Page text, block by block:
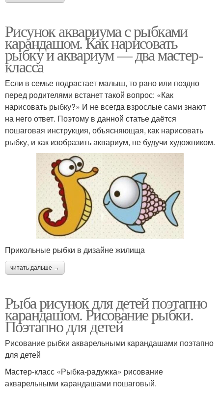
Рисунок аквариума с рыбками
карандашом. Как нарисовать
рыбку и аквариум — два мастер-
класса
Если в семье подрастает малыш, то рано или поздно
перед родителями встанет такой вопрос: «Как
нарисовать рыбку?» И не всегда взрослые сами знают
на него ответ. Поэтому в данной статье даётся
пошаговая инструкция, объясняющая, как нарисовать
рыбку, и как изобразить аквариум, не будучи художником.
Прикольные рыбки в дизайне жилища
читать дальше →
Рыба рисунок для детей поэтапно
карандашом. Рисование рыбки.
Поэтапно для детей
Рисование рыбки акварельными карандашами поэтапно
для детей
Мастер-класс «Рыбка-радужка» рисование
акварельными карандашами пошаговый.